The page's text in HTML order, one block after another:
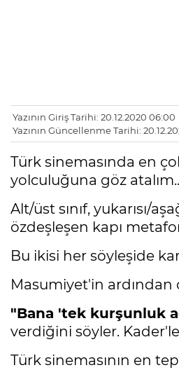
Yazının Giriş Tarihi: 20.12.2020 06:00
Yazının Güncellenme Tarihi:
Türk sinemasında en
yolculuğuna göz
Alt/üst sınıf, yukarısı/
özdeşleşen kapı
Bu ikisi her söyleşide
Masumiyet'in ardından
"Bana 'tek kurşunluk
verdiğini söyler.
Türk sinemasının en